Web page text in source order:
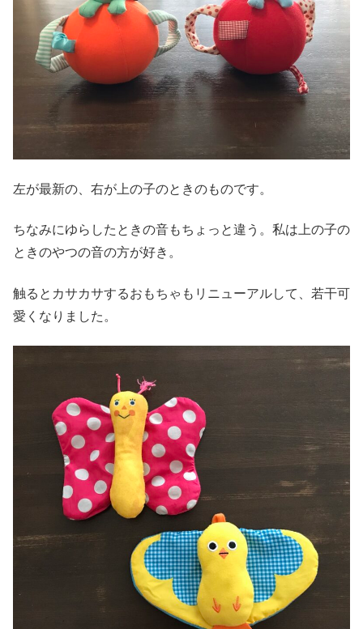
左が最新の、右が上の子のときのものです。
ちなみにゆらしたときの音もちょっと違う。私は上の子の
ときのやつの音の方が好き。
触るとカサカサするおもちゃもリニューアルして、若干可
愛くなりました。